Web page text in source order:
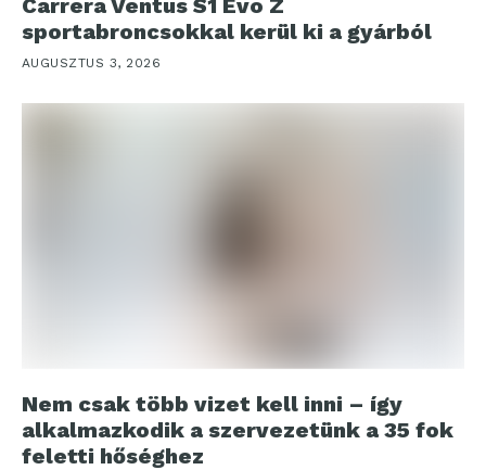
Carrera Ventus S1 Evo Z
sportabroncsokkal kerül ki a gyárból
AUGUSZTUS 3, 2026
Nem csak több vizet kell inni – így
alkalmazkodik a szervezetünk a 35 fok
feletti hőséghez